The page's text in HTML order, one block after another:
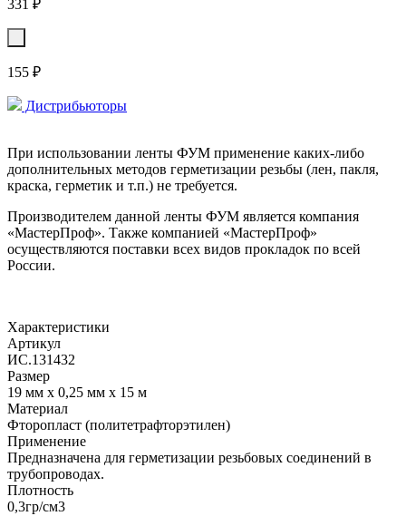
331 ₽
155 ₽
Дистрибьюторы
При использовании ленты ФУМ применение каких-либо
дополнительных методов герметизации резьбы (лен, пакля,
краска, герметик и т.п.) не требуется.
Производителем данной ленты ФУМ является компания
«МастерПроф». Также компанией «МастерПроф»
осуществляются поставки всех видов прокладок по всей
России.
Характеристики
Артикул
ИС.131432
Размер
19 мм x 0,25 мм x 15 м
Материал
Фторопласт (политетрафторэтилен)
Применение
Предназначена для герметизации резьбовых соединений в
трубопроводах.
Плотность
0,3гр/см3